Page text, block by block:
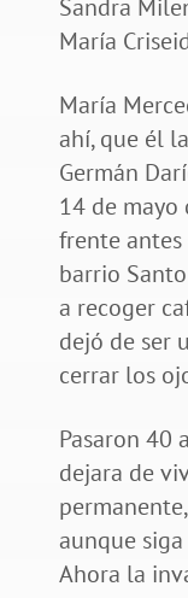
Sandra
María
María
ahí, que él
Germán
14 de
frente antes
barrio
a recoger
dejó de ser
cerrar los
Pasaron 40
dejara de
aunque
Ahora la